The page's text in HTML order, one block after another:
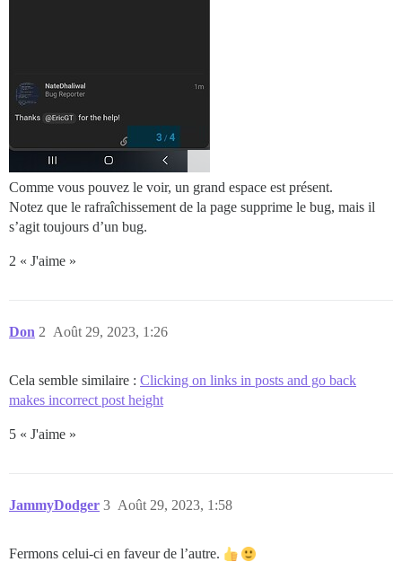
Comme vous pouvez le voir, un grand espace est présent.
Notez que le rafraîchissement de la page supprime le bug, mais il
s’agit toujours d’un bug.
2 « J'aime »
Don Août 29, 2023, 1:26
2
Cela semble similaire : Clicking on links in posts and go back
makes incorrect post height
5 « J'aime »
JammyDodger Août 29, 2023, 1:58
3
Fermons celui-ci en faveur de l’autre.